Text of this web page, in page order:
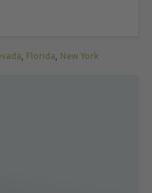
Florida New York